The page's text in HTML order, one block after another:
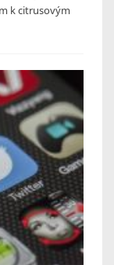
k citrusovým